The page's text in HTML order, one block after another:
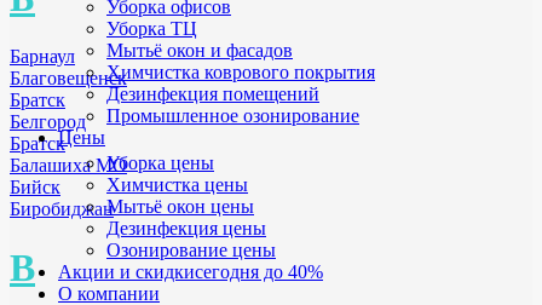
Барнаул
Благовещенск
Братск
Белгород
Братск
Балашиха МО
Бийск
Биробиджан
В
Уборка офисов
Уборка ТЦ
Мытьё окон и фасадов
Химчистка коврового покрытия
Дезинфекция помещений
Промышленное озонирование
Цены
Уборка цены
Химчистка цены
Мытьё окон цены
Дезинфекция цены
Озонирование цены
Акции и скидкисегодня до 40%
О компании